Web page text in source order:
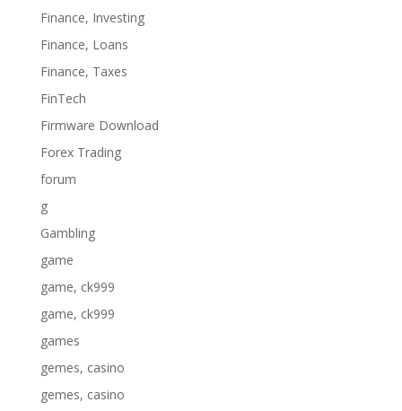
Finance, Investing
Finance, Loans
Finance, Taxes
FinTech
Firmware Download
Forex Trading
forum
g
Gambling
game
game, ck999
game, ck999
games
gemes, casino
gemes, casino